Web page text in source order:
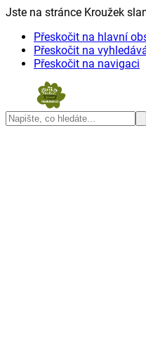
Jste na stránce Kroužek
Přeskočit na hlavní
Přeskočit na
Přeskočit na navigaci